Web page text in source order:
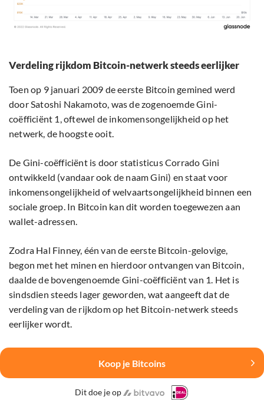
Verdeling rijkdom Bitcoin-netwerk steeds eerlijker
Toen op 9 januari 2009 de eerste Bitcoin gemined werd
door Satoshi Nakamoto, was de zogenoemde Gini-
coëfficiënt 1, oftewel de inkomensongelijkheid op het
netwerk, de hoogste ooit.
De Gini-coëfficiënt is door statisticus Corrado Gini
ontwikkeld (vandaar ook de naam Gini) en staat voor
inkomensongelijkheid of welvaartsongelijkheid binnen een
sociale groep. In Bitcoin kan dit worden toegewezen aan
wallet-adressen.
Zodra Hal Finney, één van de eerste Bitcoin-gelovige,
begon met het minen en hierdoor ontvangen van Bitcoin,
daalde de bovengenoemde Gini-coëfficiënt van 1. Het is
sindsdien steeds lager geworden, wat aangeeft dat de
verdeling van de rijkdom op het Bitcoin-netwerk steeds
eerlijker wordt.
Koop je Bitcoins
Dit doe je op